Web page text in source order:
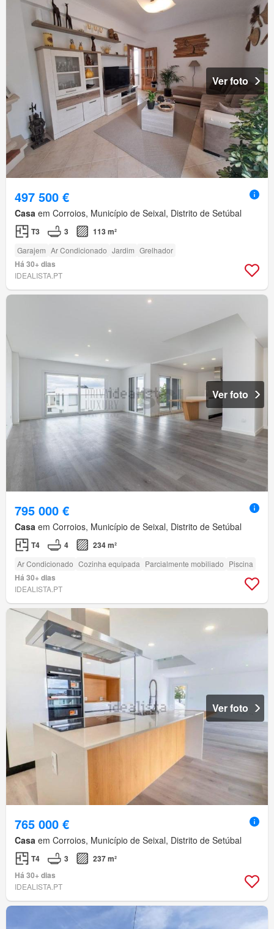
Ver foto
497 500 €
Casa em Corroios, Município de Seixal, Distrito de Setúbal
T3 3 113 m²
Garajem Ar Condicionado Jardim Grelhador
Há 30+ dias
IDEALISTA.PT
Ver foto
795 000 €
Casa em Corroios, Município de Seixal, Distrito de Setúbal
T4 4 234 m²
Ar Condicionado Cozinha equipada Parcialmente mobiliado Piscina
Há 30+ dias
IDEALISTA.PT
Ver foto
765 000 €
Casa em Corroios, Município de Seixal, Distrito de Setúbal
T4 3
237 m²
Há 30+ dias
IDEALISTA.PT